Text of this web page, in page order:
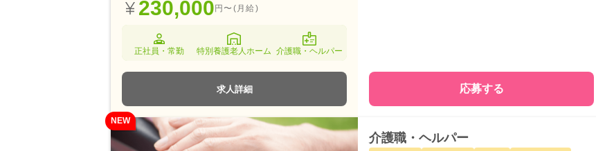
230,000円〜(月給)
正社員・常勤 特別養護老人ホーム 介護職・ヘルパー
求人詳細 応募する
NEW
介護職・ヘルパー